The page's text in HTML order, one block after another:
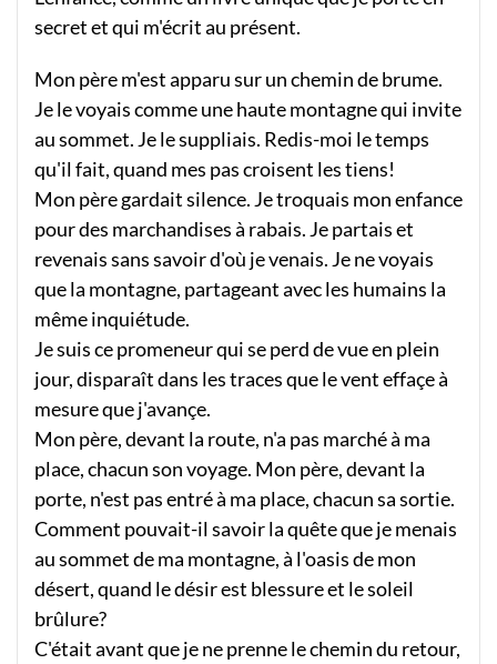
secret et qui m'écrit au présent.
Mon père m'est apparu sur un chemin de brume.
Je le voyais comme une haute montagne qui invite
au sommet. Je le suppliais. Redis-moi le temps
qu'il fait, quand mes pas croisent les tiens!
Mon père gardait silence. Je troquais mon enfance
pour des marchandises à rabais. Je partais et
revenais sans savoir d'où je venais. Je ne voyais
que la montagne, partageant avec les humains la
même inquiétude.
Je suis ce promeneur qui se perd de vue en plein
jour, disparaît dans les traces que le vent effaçe à
mesure que j'avançe.
Mon père, devant la route, n'a pas marché à ma
place, chacun son voyage. Mon père, devant la
porte, n'est pas entré à ma place, chacun sa sortie.
Comment pouvait-il savoir la quête que je menais
au sommet de ma montagne, à l'oasis de mon
désert, quand le désir est blessure et le soleil
brûlure?
C'était avant que je ne prenne le chemin du retour,